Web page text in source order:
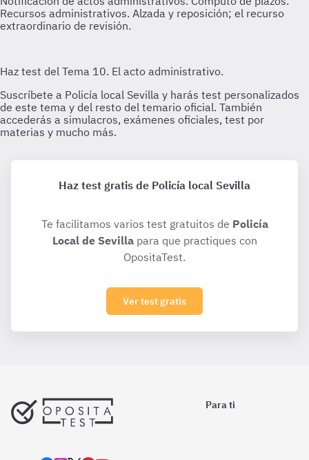
Haz test gratis de Policía local Sevilla
Te facilitamos varios test gratuitos de Policía
Local de Sevillapara que practiques con
OpositaTest.
Ver test gratis
Para ti